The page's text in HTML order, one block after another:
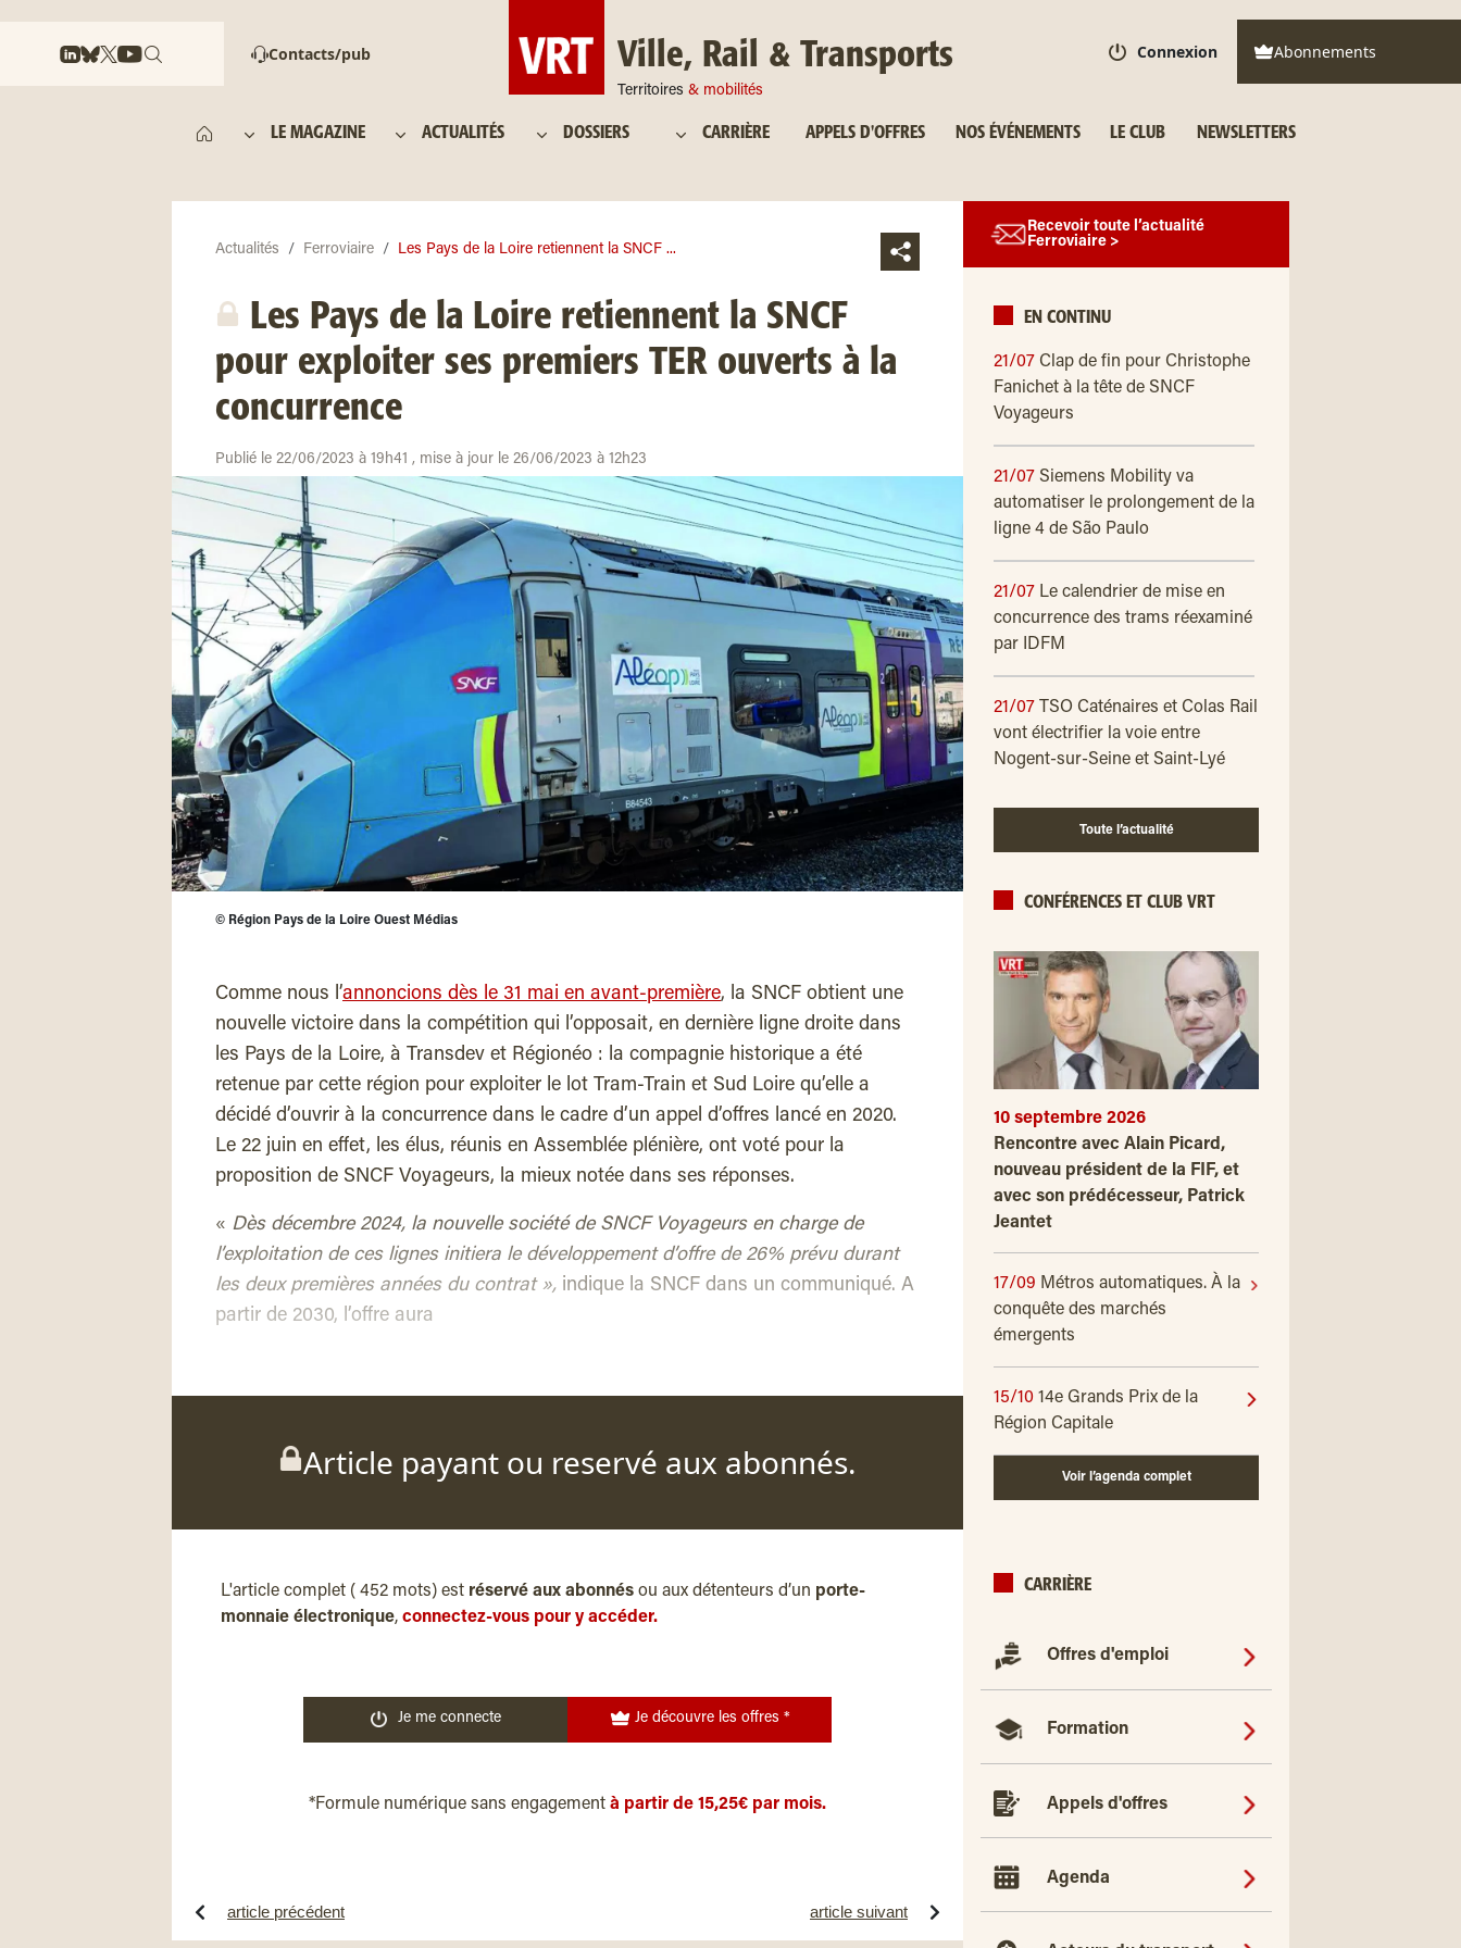
Contacts/pub Ville, Rail & Transports
Territoires & mobilités
Connexion Abonnements
LE MAGAZINE ACTUALITÉS DOSSIERS CARRIÈRE APPELS D'OFFRES NOS ÉVÉNEMENTS LE CLUB NEWSLETTERS
Actualités Ferroviaire Les Pays de la Loire retiennent la SNCF ...
Les Pays de la Loire retiennent la SNCF
pour exploiter ses premiers TER ouverts à la
concurrence
Publié le 22/06/2023 à 19h41 , mise à jour le 26/06/2023 à 12h23
© Région Pays de la Loire Ouest Médias
Comme nous l’annoncions dès le 31 mai en avant-première, la SNCF obtient une
nouvelle victoire dans la compétition qui l’opposait, en dernière ligne droite dans
les Pays de la Loire, à Transdev et Régionéo : la compagnie historique a été
retenue par cette région pour exploiter le lot Tram-Train et Sud Loire qu’elle a
décidé d’ouvrir à la concurrence dans le cadre d’un appel d’offres lancé en 2020.
Le 22 juin en effet, les élus, réunis en Assemblée plénière, ont voté pour la
proposition de SNCF Voyageurs, la mieux notée dans ses réponses.
« Dès décembre 2024, la nouvelle société de SNCF Voyageurs en charge de
l’exploitation de ces lignes initiera le développement d’offre de 26% prévu durant
les deux premières années du contrat », indique la SNCF dans un communiqué. A
partir de 2030, l’offre aura
Article payant ou reservé aux abonnés.
L'article complet ( 452 mots) est réservé aux abonnés ou aux détenteurs d’un porte-
monnaie électronique, connectez-vous pour y accéder.
Je me connecte Je découvre les offres *
*Formule numérique sans engagement à partir de 15,25€ par mois.
article précédent article suivant
Recevoir toute l’actualité
Ferroviaire >
EN CONTINU
21/07 Clap de fin pour Christophe
Fanichet à la tête de SNCF
Voyageurs
21/07 Siemens Mobility va
automatiser le prolongement de la
ligne 4 de São Paulo
21/07 Le calendrier de mise en
concurrence des trams réexaminé
par IDFM
21/07
TSO Caténaires et Colas Rail
vont électrifier la voie entre
Nogent-sur-Seine et Saint-Lyé
Toute l’actualité
CONFÉRENCES ET CLUB VRT
10 septembre 2026
Rencontre avec Alain Picard,
nouveau président de la FIF, et
avec son prédécesseur, Patrick
Jeantet
17/09 Métros automatiques. À la
conquête des marchés
émergents
15/10 14e Grands Prix de la
Région Capitale
Voir l’agenda complet
CARRIÈRE
Offres d'emploi
Formation
Appels d'offres
Agenda